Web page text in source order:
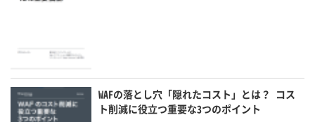
WAFの落とし穴「隠れたコスト」とは？ コス
ト削減に役立つ重要な3つのポイント